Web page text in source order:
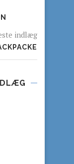
indlæg